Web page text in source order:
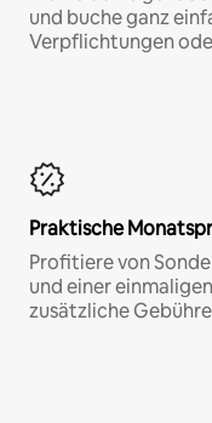
und buche ganz
Verpflichtungen
Praktische
Profitiere von
und einer
zusätzliche